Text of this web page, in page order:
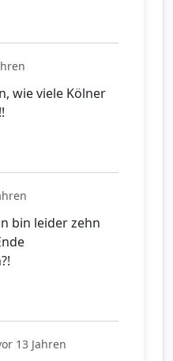
wie viele Kölner
bin leider zehn
13 Jahren